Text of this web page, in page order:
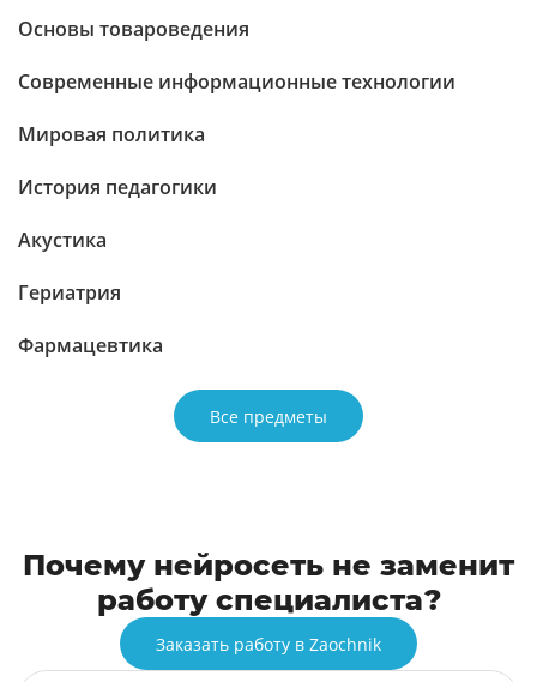
Основы товароведения
Современные информационные технологии
Мировая политика
История педагогики
Акустика
Гериатрия
Фармацевтика
Все предметы
Почему нейросеть не заменит
работу специалиста?
Заказать работу в Zaochnik